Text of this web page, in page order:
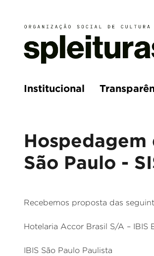
Institucional
Hospedagem
São Paulo -
Recebemos proposta das
Hotelaria Accor Brasil S/A – IBIS
IBIS São Paulo Paulista